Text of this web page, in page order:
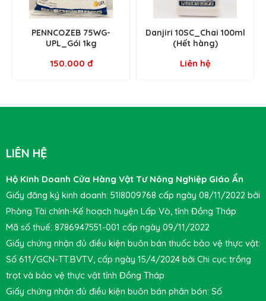
PENNCOZEB 75WG-
UPL_Gói 1kg
150.000 đ
Danjiri 10SC_Chai 100ml
(Hết hàng)
Liên hệ
LIÊN HỆ
Hộ Kinh Doanh Cửa Hàng Vật Tư Nông Nghiệp Giáo Ẩn
Giấy đăng ký kinh doanh: 51I8009768 cấp ngày 08/11/2022 bởi
Phòng Tài chính-Kế hoạch huyện Lấp Vò, tỉnh Đồng Tháp
Mã số thuế: 8786947551-001 cấp ngày 09/11/2022
Giấy chứng nhận đủ điều kiện buôn bán thuốc bảo vệ thực vật:
Số 611/GCN-TT.BVTV, cấp ngày 15/4/2024 bởi Chi cục trồng
trọt và bảo vệ thực vật tỉnh Đồng Tháp
Giấy chứng nhận đủ điều kiện buôn bán phân bón: Số